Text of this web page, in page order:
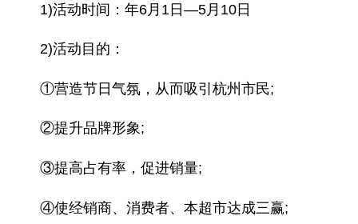
1)活动时间：年6月1日—5月10日
2)活动目的：
①营造节日气氛，从而吸引杭州市民;
②提升品牌形象;
③提高占有率，促进销量;
④使经销商、消费者、本超市达成三赢;